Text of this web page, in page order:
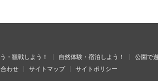
・観戦しよう！ 自然体験・宿泊しよう！ 公園で
わせ サイトマップ サイトポリシー